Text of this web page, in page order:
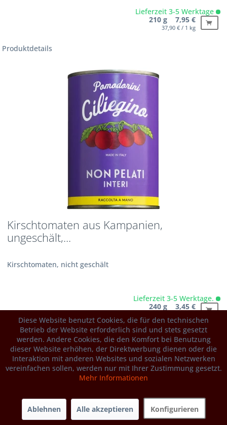
Lieferzeit 3-5 Werktage
210 g 7,95 €
37,90 € / 1 kg
Produktdetails
Kirschtomaten aus Kampanien,
ungeschält,...
Kirschtomaten, nicht geschält
Lieferzeit 3-5 Werktage.
240 g 3,45 €
Produktdetails weitere Gebindegrößen...
Diese Website benutzt Cookies, die für den technischen
Betrieb der Website erforderlich sind und stets gesetzt
werden. Andere Cookies, die den Komfort bei Benutzung
dieser Website erhöhen, der Direktwerbung dienen oder die
Interaktion mit anderen Websites und sozialen Netzwerken
vereinfachen sollen, werden nur mit Ihrer Zustimmung gesetzt.
Mehr Informationen
Ablehnen Alle akzeptieren Konfigurieren